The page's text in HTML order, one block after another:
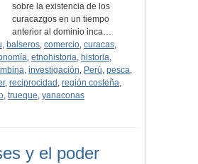
sobre la existencia de los
curacazgos en un tiempo
anterior al dominio inca…
, balseros, comercio, curacas,
, etnohistoria, historia,
, investigación, Perú, pesca,
, reciprocidad , región costeña,
, trueque, yanaconas
y el poder